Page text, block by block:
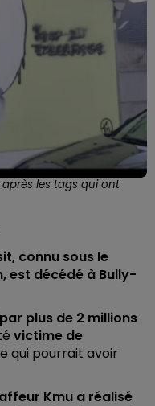
les tags qui ont
connu sous le
est décédé à Bully-
plus de 2 millions
victime de
qui pourrait avoir
Kmu a réalisé